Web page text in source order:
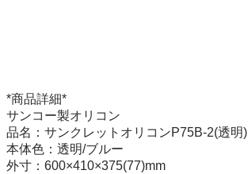
*商品詳細*
サンコー製オリコン
品名：サンクレットオリコンP75B-2(透明)
本体色：透明/ブルー
外寸：600×410×375(77)mm